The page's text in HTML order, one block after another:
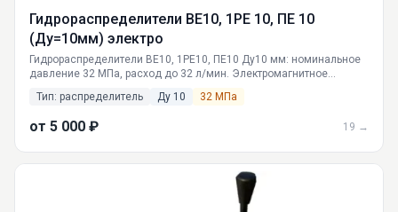
Гидрораспределители ВЕ10, 1РЕ 10, ПЕ 10
(Ду=10мм) электро
Гидрораспределители ВЕ10, 1РЕ10, ПЕ10 Ду10 мм: номинальное
давление 32 МПа, расход до 32 л/мин. Электромагнитное
Продажа, доставка по РФ.
Тип: распределитель Ду 10 32 МПа
от 5 000 ₽ 19 →